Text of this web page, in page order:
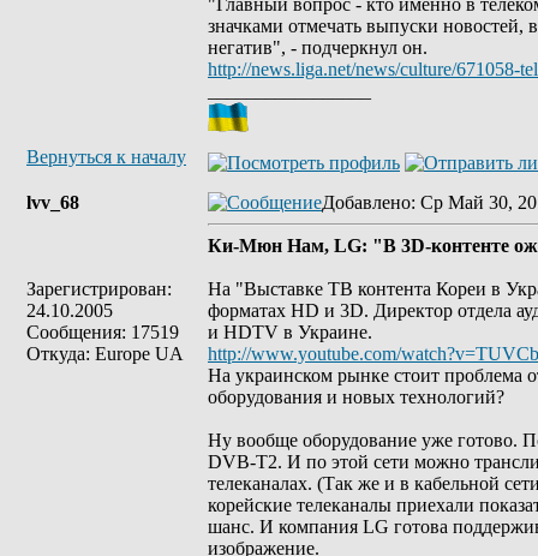
"Главный вопрос - кто именно в
значками отмечать выпуски новостей,
негатив", - подчеркнул он.
http://news.liga.net/news/culture/671058-
Вернуться к началу
lvv_68
Зарегистрирован:
24.10.2005
Сообщения: 17519
Откуда: Europe UA
Добавлено: Ср Май 30,
Ки-Мюн Нам, LG: "В 3D-контенте
На "Выставке ТВ контента Кореи в
форматах HD и 3D. Директор отдела
и HDTV в Украине.
http://www.youtube.com/
На украинском рынке стоит проблема
оборудования и новых технологий?
Ну вообще оборудование уже готово.
DVB-T2. И по этой сети можно
телеканалах. (Так же и в кабельной
корейские телеканалы приехали
шанс. И компания LG готова
изображение.